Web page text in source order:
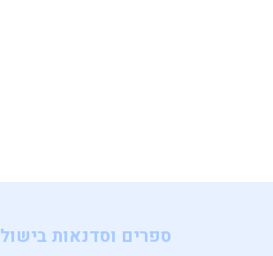
ספרים וסדנאות בישול